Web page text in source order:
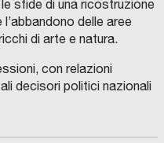
sfide di una ricostruzione
delle aree
di arte e natura.
con relazioni
decisori politici nazionali